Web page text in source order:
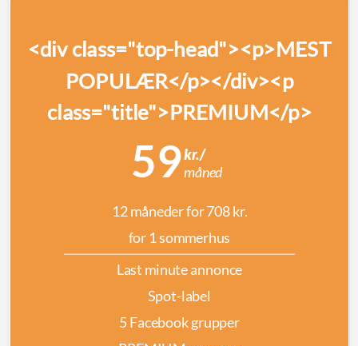
<div class="top-head"><p>MEST
POPULÆR</p></div><p
class="title">PREMIUM</p>
59kr./
måned
12 måneder for 708 kr.
for 1 sommerhus
Last minute annonce
Spot-label
5 Facebook grupper